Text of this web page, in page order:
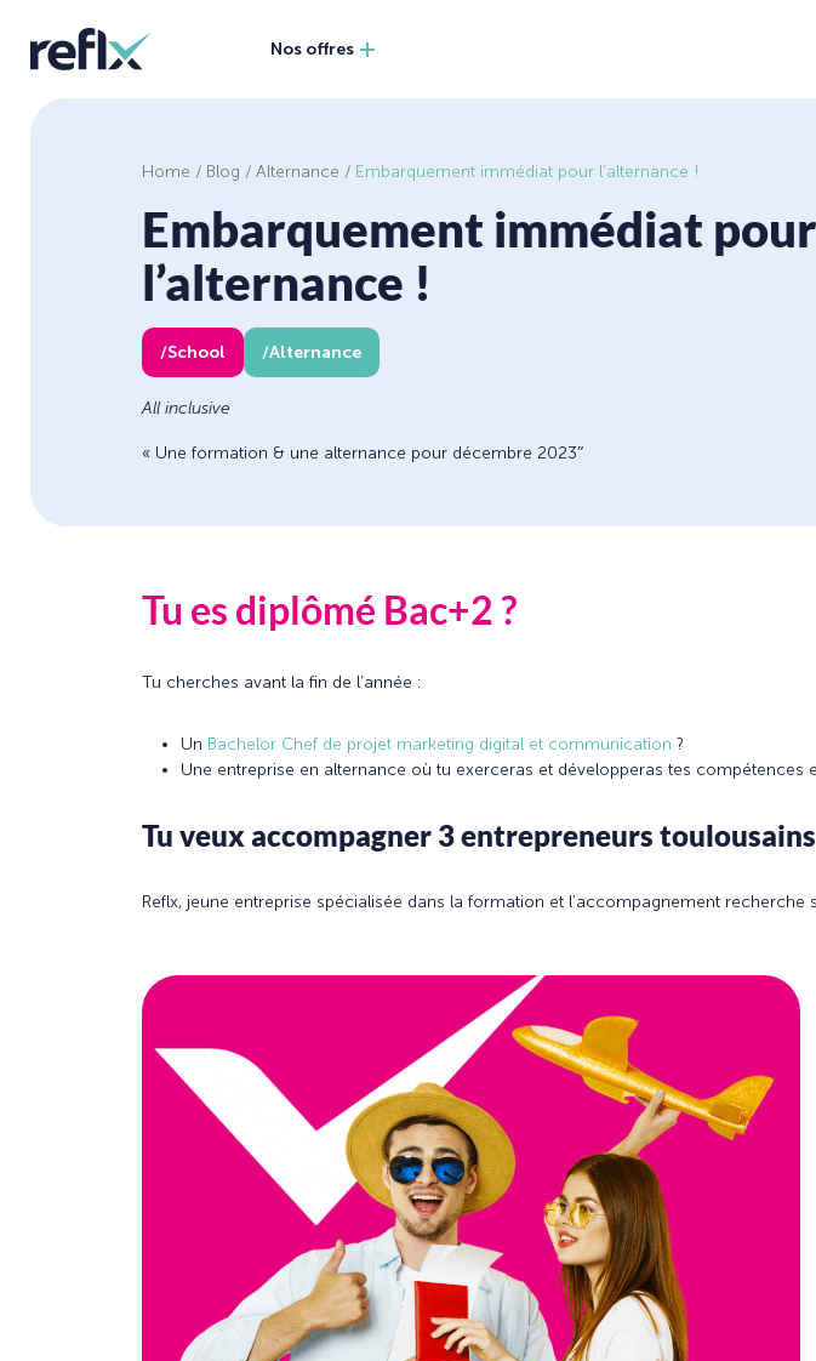
Nos offres
Home / Blog / Alternance / Embarquement immédiat pour l’alternance !
Embarquement immédiat pour
l’alternance !
School Alternance
All inclusive
« Une formation & une alternance pour décembre 2023″
Tu es diplômé Bac+2 ?
Tu cherches avant la fin de l’année :
Un Bachelor Chef de projet marketing digital et communication ?
Une entreprise en alternance où tu exerceras et développeras tes
Tu veux accompagner 3 entrepreneurs
Reflx, jeune entreprise spécialisée dans la formation et l’accompagnement recherche